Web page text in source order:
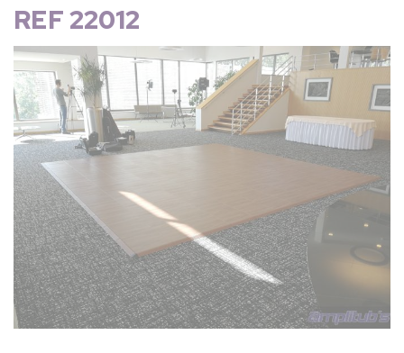
REF 22012